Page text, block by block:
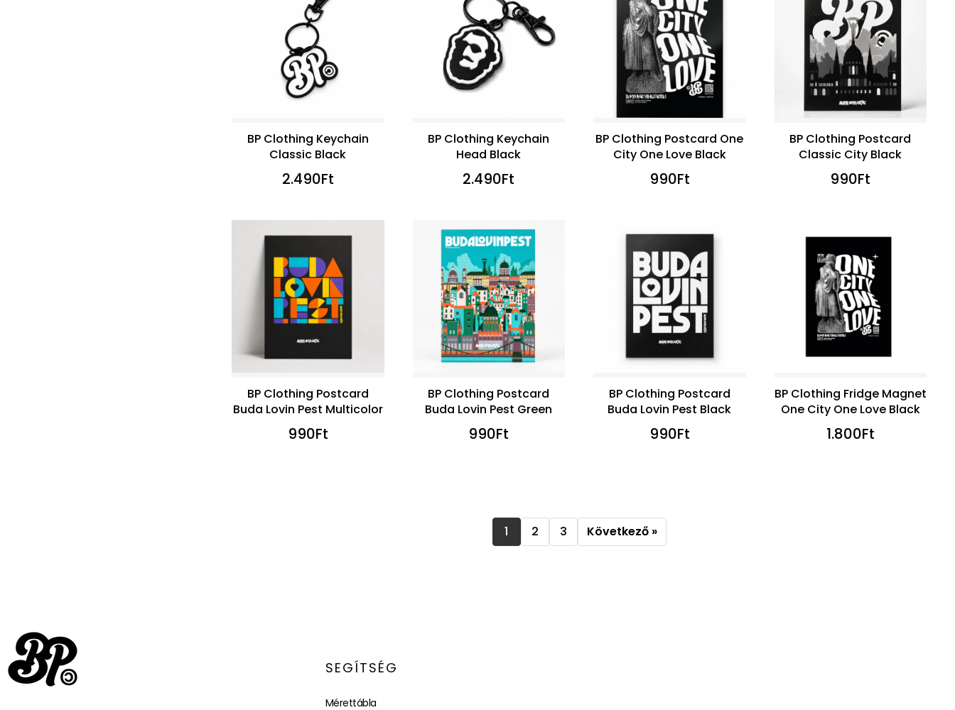
BP Clothing Keychain
Classic Black
2.490Ft
BP Clothing Keychain
Head Black
2.490Ft
BP Clothing Postcard One
City One Love Black
990Ft
BP Clothing Postcard
Classic City Black
990Ft
BP Clothing Postcard
Buda Lovin Pest Multicolor
990Ft
BP Clothing Postcard
Buda Lovin Pest Green
990Ft
BP Clothing Postcard
Buda Lovin Pest Black
990Ft
BP Clothing Fridge Magnet
One City One Love Black
1.800Ft
1 2 3 Következő »
SEGÍTSÉG
Mérettábla